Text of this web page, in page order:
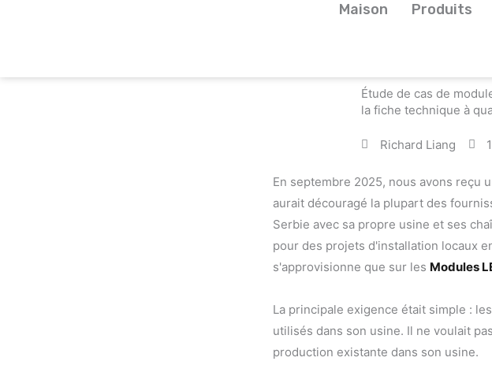
Maison Produits
Étude de cas de
la fiche technique à
Richard Liang
En septembre 2025, nous avons reçu
aurait découragé la plupart des
Serbie avec sa propre usine et ses
pour des projets d'installation locaux
s'approvisionne que sur les Modules
La principale exigence était simple :
utilisés dans son usine. Il ne voulait
production existante dans son usine.